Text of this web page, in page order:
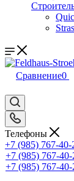
Сравнение0
Телефоны
+7 (985) 767-40-
+7 (985) 767-40-
+7 (985) 767-40-